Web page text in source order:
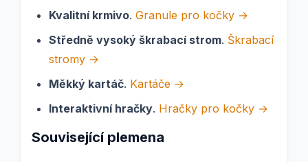
Kvalitní krmivo. Granule pro kočky →
Středně vysoký škrabací strom. Škrabací
stromy →
Měkký kartáč. Kartáče →
Interaktivní hračky. Hračky pro kočky →
Související plemena